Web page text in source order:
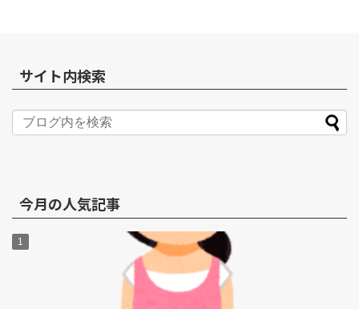
サイト内検索
今月の人気記事